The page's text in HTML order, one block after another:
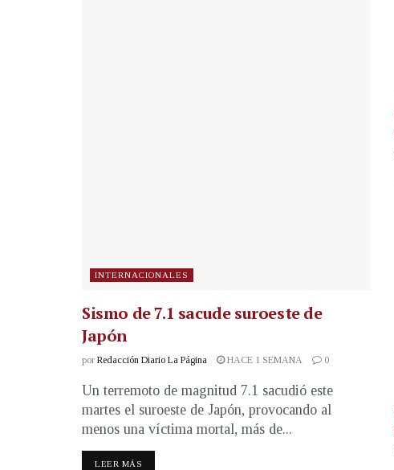
INTERNACIONALES
Sismo de 7.1 sacude suroeste de
Japón
por Redacción Diario La Página HACE 1 SEMANA 0
Un terremoto de magnitud 7.1 sacudió este
martes el suroeste de Japón, provocando al
menos una víctima mortal, más de...
LEER MÁS